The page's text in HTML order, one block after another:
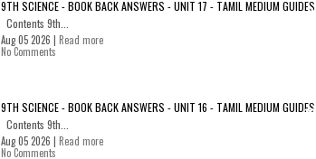
9TH SCIENCE - BOOK BACK ANSWERS - UNIT 17 - TAMIL MEDIUM GUIDES
Contents 9th...
Aug 05 2026 | Read more
No Comments
9TH SCIENCE - BOOK BACK ANSWERS - UNIT 16 - TAMIL MEDIUM GUIDES
Contents 9th...
Aug 05 2026 | Read more
No Comments